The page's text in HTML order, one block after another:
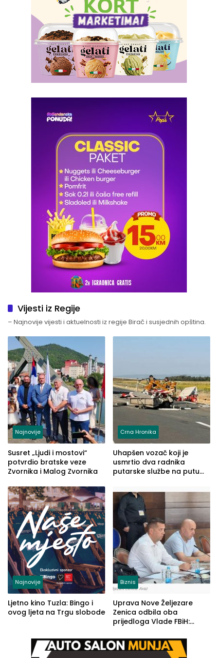
Vijesti iz Regije
– Najnovije vijesti i aktuelnosti iz regije Birač i susjednih opština.
Najnovije
Susret „Ljudi i mostovi“
potvrdio bratske veze
Zvornika i Malog Zvornika
Crna Hronika
Uhapšen vozač koji je
usmrtio dva radnika
putarske službe na putu
(FOTO)
Najnovije
Ljetno kino Tuzla: Bingo i
ovog ljeta na Trgu slobode
Biznis
Uprava Nove Željezare
Zenica odbila oba
prijedloga Vlade FBiH:
rješenje